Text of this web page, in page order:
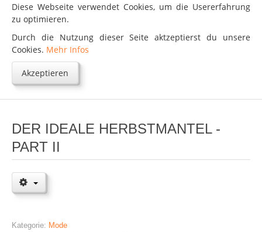
Kontakt
Impressum
Datenschutz
Diese Webseite verwendet Cookies, um die Usererfahrung
zu optimieren.
Durch die Nutzung dieser Seite aktzeptierst du unsere
Cookies. Mehr Infos
Akzeptieren
DER IDEALE HERBSTMANTEL -
PART II
Kategorie: Mode